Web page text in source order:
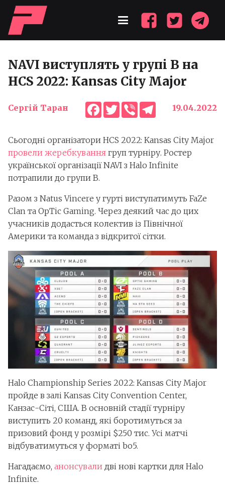
NAVI виступлять у групі В на
HCS 2022: Kansas City Major
Сергій Таран Facebook
Twitter
ViberTelegram
19.04.2022
Сьогодні організатори HCS 2022: Kansas City Major
провели жеребкування груп турніру. Ростер
української організації NAVI з Halo Infinite
потрапили до групи В.
Разом з Natus Vincere у гурті виступатимуть FaZe
Clan та OpTic Gaming. Через деякий час до цих
учасників додасться колектив із Північної
Америки та команда з відкритої сітки.
Halo Championship Series 2022: Kansas City Major
пройде в залі Kansas City Convention Center,
Канзас-Сіті, США. В основній стадії турніру
виступить 20 команд, які боротимуться за
призовий фонд у розмірі $250 тис. Усі матчі
відбуватимуться у форматі bo5.
Нагадаємо, анонсували дві нові картки для Halo
Infinite.